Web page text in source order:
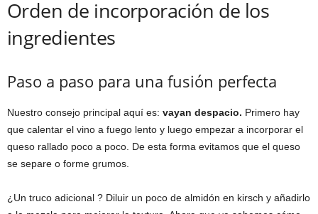
Orden de incorporación de los
ingredientes
Paso a paso para una fusión perfecta
Nuestro consejo principal aquí es: vayan despacio. Primero hay
que calentar el vino a fuego lento y luego empezar a incorporar el
queso rallado poco a poco. De esta forma evitamos que el queso
se separe o forme grumos.
¿Un truco adicional ? Diluir un poco de almidón en kirsch y añadirlo